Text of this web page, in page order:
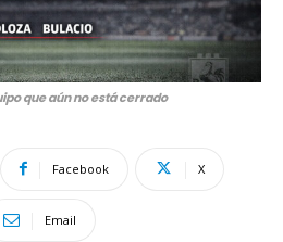
que aún no está cerrado
Facebook X
Email